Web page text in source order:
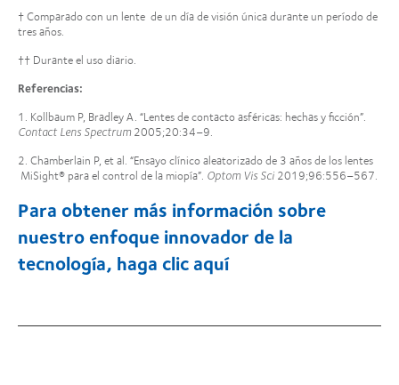
† Comparado con un lente de un día de visión única durante un período de
tres años.
†† Durante el uso diario.
Referencias:
1. Kollbaum P, Bradley A. “Lentes de contacto asféricas: hechas y ficción”.
Contact Lens Spectrum 2005;20:34–9.
2. Chamberlain P, et al. “Ensayo clínico aleatorizado de 3 años de los lentes
MiSight® para el control de la miopía”. Optom Vis Sci 2019;96:556–567.
Para obtener más información sobre
nuestro enfoque innovador de la
tecnología, haga clic aquí